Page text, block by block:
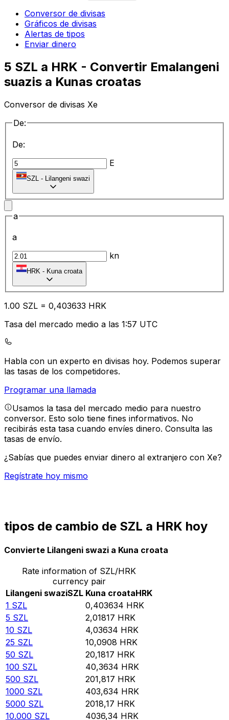
Conversor de divisas
Gráficos de divisas
Alertas de tipos
Enviar dinero
5 SZL a HRK - Convertir Emalangeni
suazis a Kunas croatas
Conversor de divisas Xe
De:
De:
E
SZL - Lilangeni swazi
a
a
kn
HRK - Kuna croata
1.00 SZL = 0,403633 HRK
Tasa del mercado medio a las 1:57 UTC
Habla con un experto en divisas hoy. Podemos superar
las tasas de los competidores.
Programar una llamada
Usamos la tasa del mercado medio para nuestro
conversor. Esto solo tiene fines informativos. No
recibirás esta tasa cuando envíes dinero. Consulta las
tasas de envío.
¿Sabías que puedes enviar dinero al extranjero con Xe?
Regístrate hoy mismo
tipos de cambio de SZL a HRK hoy
Convierte Lilangeni swazi a Kuna croata
Rate information of SZL/HRK
currency pair
Lilangeni swaziSZL Kuna croataHRK
1 SZL 0,403634 HRK
5 SZL 2,01817 HRK
10 SZL 4,03634 HRK
25 SZL 10,0908 HRK
50 SZL 20,1817 HRK
100 SZL 40,3634 HRK
500 SZL 201,817 HRK
1000 SZL 403,634 HRK
5000 SZL 2018,17 HRK
10.000 SZL 4036,34 HRK